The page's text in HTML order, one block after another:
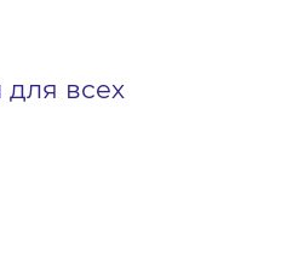
всех